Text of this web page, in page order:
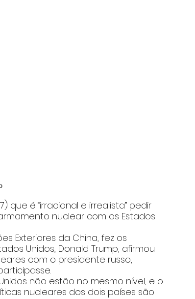
é “irracional e irrealista” pedir
nuclear com os Estados
Exteriores da China, fez os
Unidos, Donald Trump, afirmou
com o presidente russo,
não estão no mesmo nível, e o
nucleares dos dois países são